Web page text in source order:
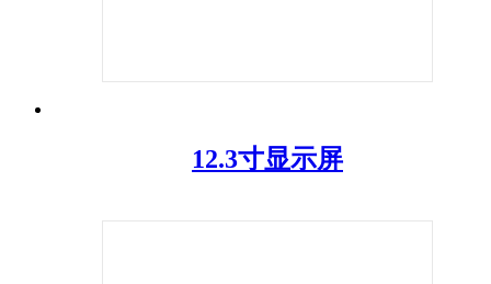
12.3寸显示屏